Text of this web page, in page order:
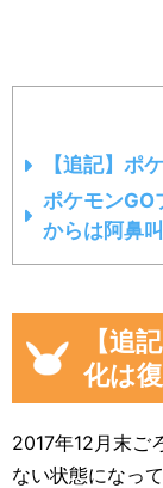
【追記】ポ
ポケモンGO
からは阿鼻
【追
化は
2017年12月末ご
ない状態になっ